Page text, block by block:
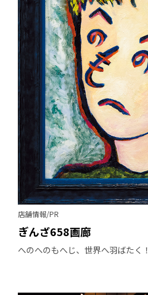
店舗情報/PR
ぎんざ658画廊
へのへのもへじ、世界へ羽ばたく！